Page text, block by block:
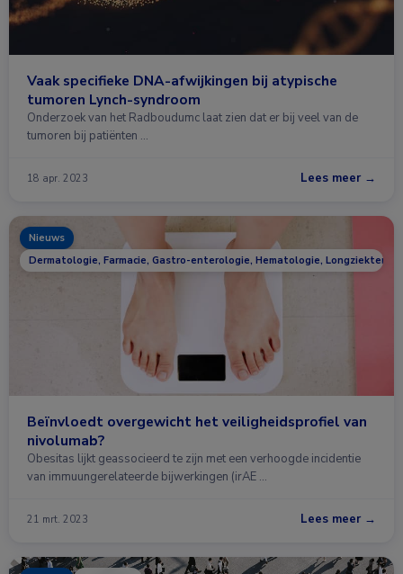
Vaak specifieke DNA-afwijkingen bij atypische
tumoren Lynch-syndroom
Onderzoek van het Radboudumc laat zien dat er bij veel van de
tumoren bij patiënten …
18 apr. 2023 Lees meer →
Nieuws
Dermatologie, Farmacie, Gastro-enterologie, Hematologie, Longziekten,
Beïnvloedt overgewicht het veiligheidsprofiel van
nivolumab?
Obesitas lijkt geassocieerd te zijn met een verhoogde incidentie
van immuungerelateerde bijwerkingen (irAE …
21 mrt. 2023 Lees meer →